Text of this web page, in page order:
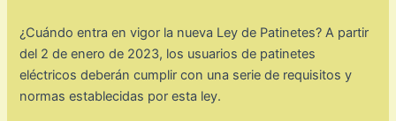
¿Cuándo entra en vigor la nueva Ley de Patinetes? A partir
del 2 de enero de 2023, los usuarios de patinetes
eléctricos deberán cumplir con una serie de requisitos y
normas establecidas por esta ley.